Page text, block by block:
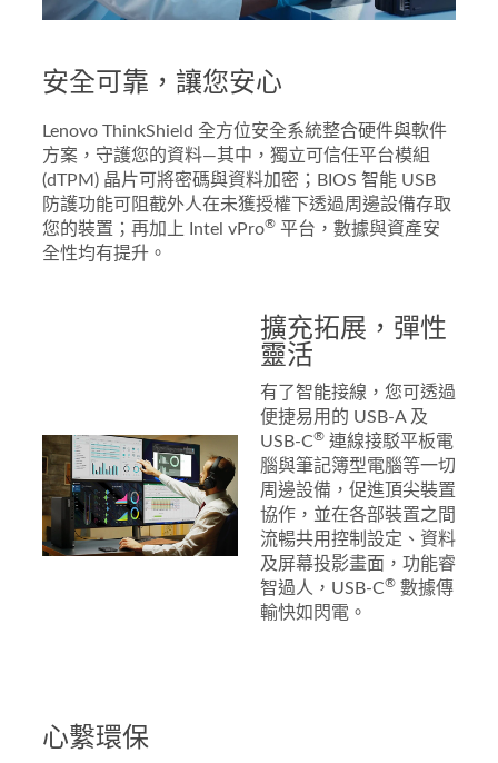
安全可靠，讓您安心
Lenovo ThinkShield 全方位安全系統整合硬件與軟件
方案，守護您的資料—其中，獨立可信任平台模組
(dTPM) 晶片可將密碼與資料加密；BIOS 智能 USB
防護功能可阻截外人在未獲授權下透過周邊設備存取
您的裝置；再加上 Intel vPro® 平台，數據與資產安
全性均有提升。
擴充拓展，彈性
靈活
有了智能接線，您可透過
便捷易用的 USB-A 及
USB-C® 連線接駁平板電
腦與筆記簿型電腦等一切
周邊設備，促進頂尖裝置
協作，並在各部裝置之間
流暢共用控制設定、資料
及屏幕投影畫面，功能睿
智過人，USB-C® 數據傳
輸快如閃電。
心繫環保